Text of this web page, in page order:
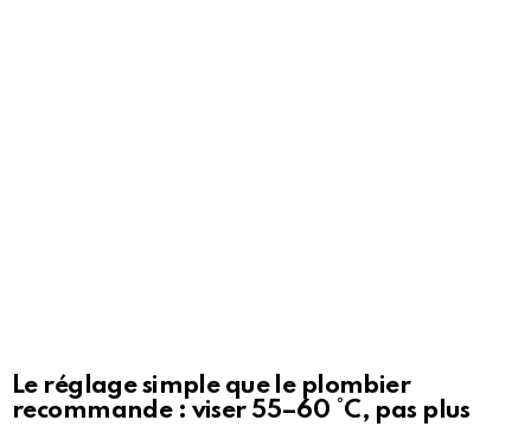
Le réglage simple que le plombier
recommande : viser 55–60 °C, pas plus